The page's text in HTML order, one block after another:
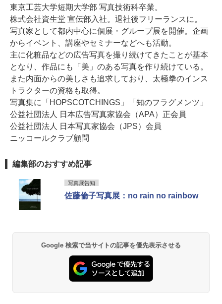
東京工芸大学短期大学部 写真技術科卒業。
株式会社資生堂 宣伝部入社。退社後フリーランスに。
写真家として都内中心に個展・グループ展を開催。企画
からイベント、講座やセミナーなどへも活動。
主に化粧品などの広告写真を撮り続けてきたことが基本
となり、作品にも「美」のある写真を作り続けている。
また内面からの美しさも追求しており、太極拳のインス
トラクターの資格も取得。
写真集に「HOPSCOTCHINGS」「知のフラグメンツ」
公益社団法人 日本広告写真家協会（APA）正会員
公益社団法人 日本写真家協会（JPS）会員
ニッコールクラブ顧問
編集部のおすすめ記事
写真展告知
佐藤倫子写真展：no rain no rainbow
Google 検索で当サイトの記事を優先表示させる